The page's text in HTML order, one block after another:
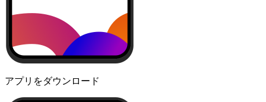
アプリをダウンロード